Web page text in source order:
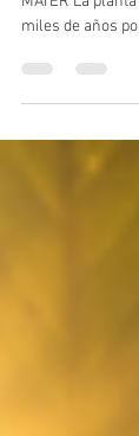
18 abr 2022
Segunda Parte
MATER La
miles de años